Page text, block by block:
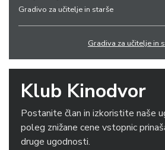
Gradivo za učitelje in starše
Gradiva za učitelje in
Klub Kinodvor
Postanite član in izkoristite naše
poleg znižane cene vstopnic
druge ugodnosti.